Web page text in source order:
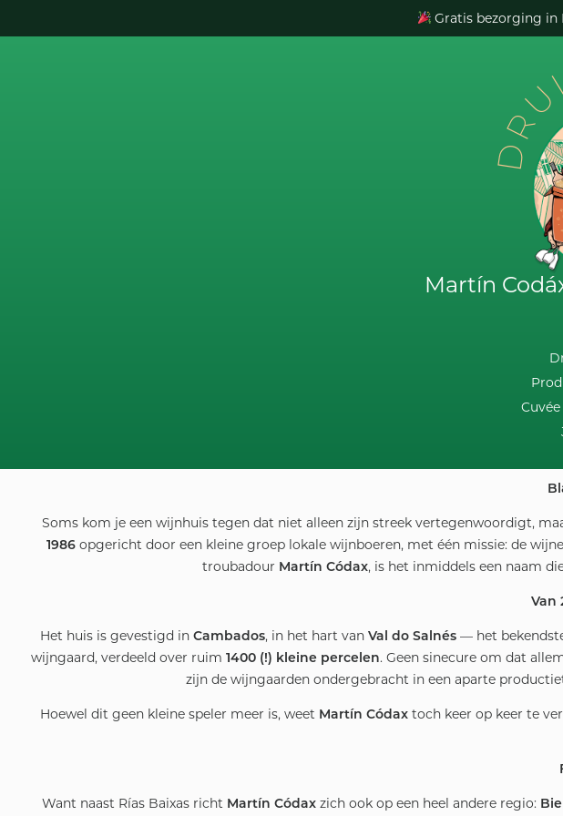
Gratis bezorging in
Martín
Cuvée
Soms kom je een wijnhuis tegen dat niet alleen zijn streek vertegenwoordigt,
1986 opgericht door een kleine groep lokale wijnboeren, met één missie: de
troubadour Martín Códax, is het inmiddels een naam
Van
Het huis is gevestigd in Cambados, in het hart van Val do Salnés — het
wijngaard, verdeeld over ruim 1400 (!) kleine percelen. Geen sinecure om dat
zijn de wijngaarden ondergebracht in een aparte
Hoewel dit geen kleine speler meer is, weet Martín Códax toch keer op keer te
Want naast Rías Baixas richt Martín Códaxzich ook op een heel andere regio: